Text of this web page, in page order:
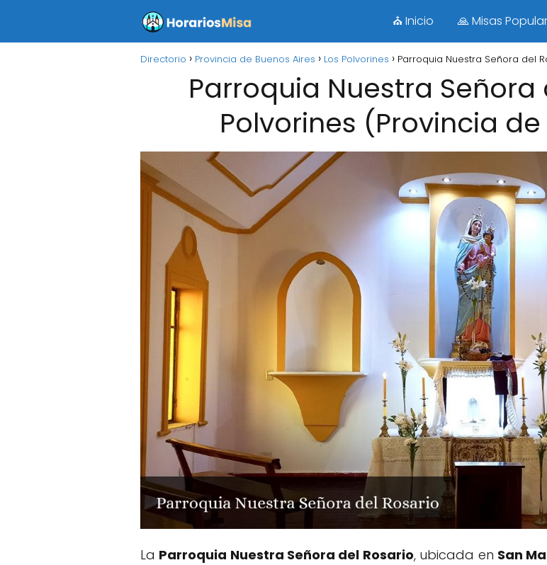
⛪ Inicio 🙏 Misas
Directorio Provincia de Buenos Aires Los Polvorines Parroquia Nuestra Señora del
Parroquia Nuestra Señora
Polvorines (Provincia
La Parroquia Nuestra Señora del Rosario, ubicada en San